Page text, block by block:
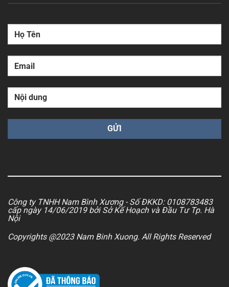
Công ty TNHH Nam Bình Xương - Số ĐKKD: 0108783483
cấp ngày 14/06/2019 bởi Sở Kế Hoạch và Đầu Tư Tp. Hà
Nội
Copyrights @2023 Nam Binh Xuong. All Rights Reserved